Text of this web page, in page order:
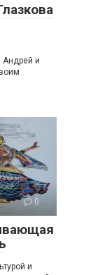
Андрей и
0
и